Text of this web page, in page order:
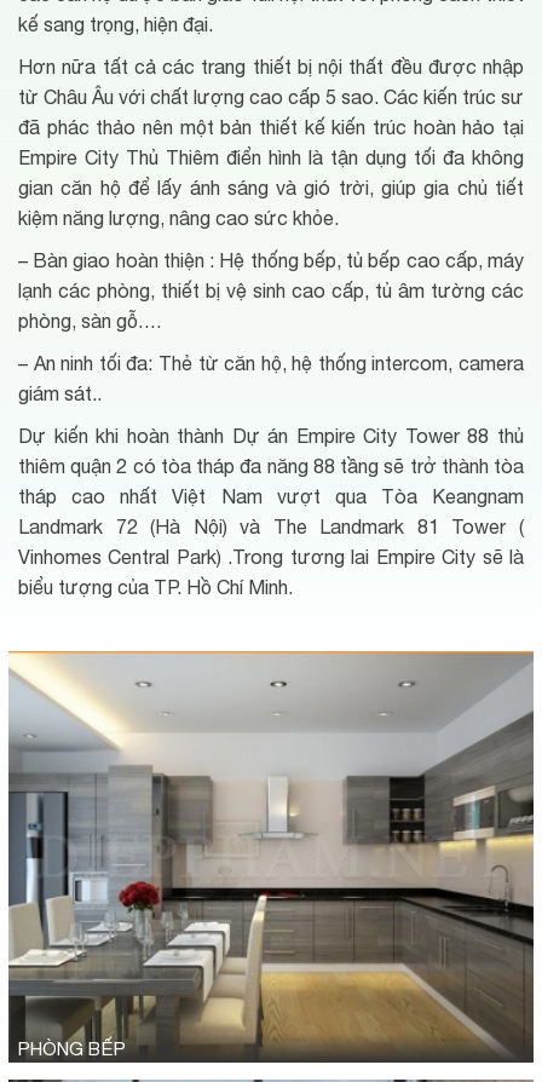
kế sang trọng, hiện đại.
Hơn nữa tất cả các trang thiết bị nội thất đều được nhập
từ Châu Âu với chất lượng cao cấp 5 sao. Các kiến trúc sư
đã phác thảo nên một bản thiết kế kiến trúc hoàn hảo tại
Empire City Thủ Thiêm điển hình là tận dụng tối đa không
gian căn hộ để lấy ánh sáng và gió trời, giúp gia chủ tiết
kiệm năng lượng, nâng cao sức khỏe.
– Bàn giao hoàn thiện : Hệ thống bếp, tủ bếp cao cấp, máy
lạnh các phòng, thiết bị vệ sinh cao cấp, tủ âm tường các
phòng, sàn gỗ….
– An ninh tối đa: Thẻ từ căn hộ, hệ thống intercom, camera
giám sát..
Dự kiến khi hoàn thành Dự án Empire City Tower 88 thủ
thiêm quận 2 có tòa tháp đa năng 88 tầng sẽ trở thành tòa
tháp cao nhất Việt Nam vượt qua Tòa Keangnam
Landmark 72 (Hà Nội) và The Landmark 81 Tower (
Vinhomes Central Park) .Trong tương lai Empire City sẽ là
biểu tượng của TP. Hồ Chí Minh.
PHÒNG BẾP